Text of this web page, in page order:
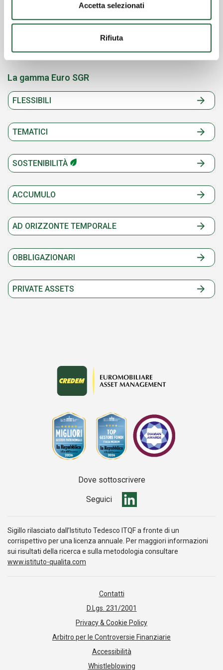
Accetta selezionati
Rifiuta
Le classi B, I, Z sono riservate a clientela istituzionale.
Le suddette classi si differenziano tra loro per il regime
La gamma Euro SGR
FLESSIBILI
TEMATICI
SOSTENIBILITÀ
ACCUMULO
AD ORIZZONTE TEMPORALE
OBBLIGAZIONARI
PRIVATE ASSETS
Dove sottoscrivere
Seguici
Sigillo rilasciato dall’Istituto Tedesco ITQF a fronte di un
corrispettivo per una licenza annuale. Per maggiori informazioni
sui risultati della ricerca e sulla metodologia consultare
www.istituto-qualita.com
Contatti
D.Lgs. 231/2001
Privacy & Cookie Policy
Arbitro per le Controversie Finanziarie
Accessibilità
Whistleblowing